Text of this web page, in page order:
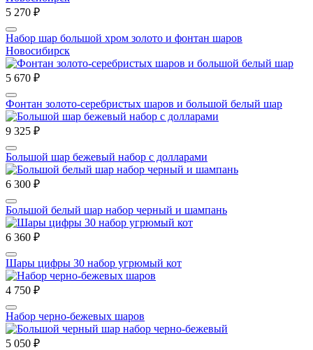
5 270 ₽
Набор шар большой хром золото и фонтан шаров
Новосибирск
5 670 ₽
Фонтан золото-серебристых шаров и большой белый шар
9 325 ₽
Большой шар бежевый набор с долларами
6 300 ₽
Большой белый шар набор черный и шампань
6 360 ₽
Шары цифры 30 набор угрюмый кот
4 750 ₽
Набор черно-бежевых шаров
5 050 ₽